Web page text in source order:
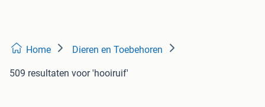
Home Dieren en Toebehoren
509 resultaten voor 'hooiruif'